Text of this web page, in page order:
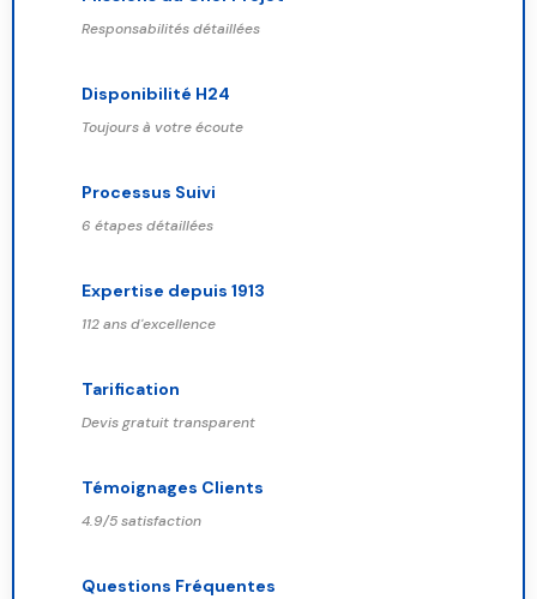
Responsabilités détaillées
Disponibilité H24
Toujours à votre écoute
Processus Suivi
6 étapes détaillées
Expertise depuis 1913
112 ans d'excellence
Tarification
Devis gratuit transparent
Témoignages Clients
4.9/5 satisfaction
Questions Fréquentes